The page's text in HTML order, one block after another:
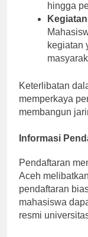
hingga
kegiatan
Keterlibatan
memperkaya
membangun
Informasi
Pendaftaran
Aceh
pendaftaran
mahasiswa
resmi